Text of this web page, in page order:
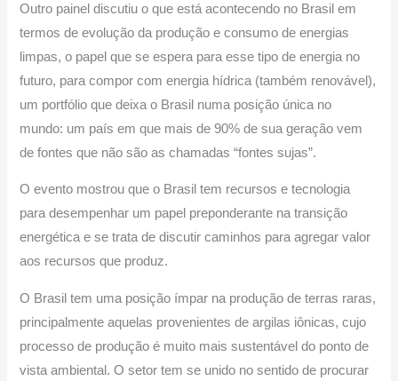
Outro painel discutiu o que está acontecendo no Brasil em
termos de evolução da produção e consumo de energias
limpas, o papel que se espera para esse tipo de energia no
futuro, para compor com energia hídrica (também renovável),
um portfólio que deixa o Brasil numa posição única no
mundo: um país em que mais de 90% de sua geração vem
de fontes que não são as chamadas “fontes sujas”.
O evento mostrou que o Brasil tem recursos e tecnologia
para desempenhar um papel preponderante na transição
energética e se trata de discutir caminhos para agregar valor
aos recursos que produz.
O Brasil tem uma posição ímpar na produção de terras raras,
principalmente aquelas provenientes de argilas iônicas, cujo
processo de produção é muito mais sustentável do ponto de
vista ambiental. O setor tem se unido no sentido de procurar